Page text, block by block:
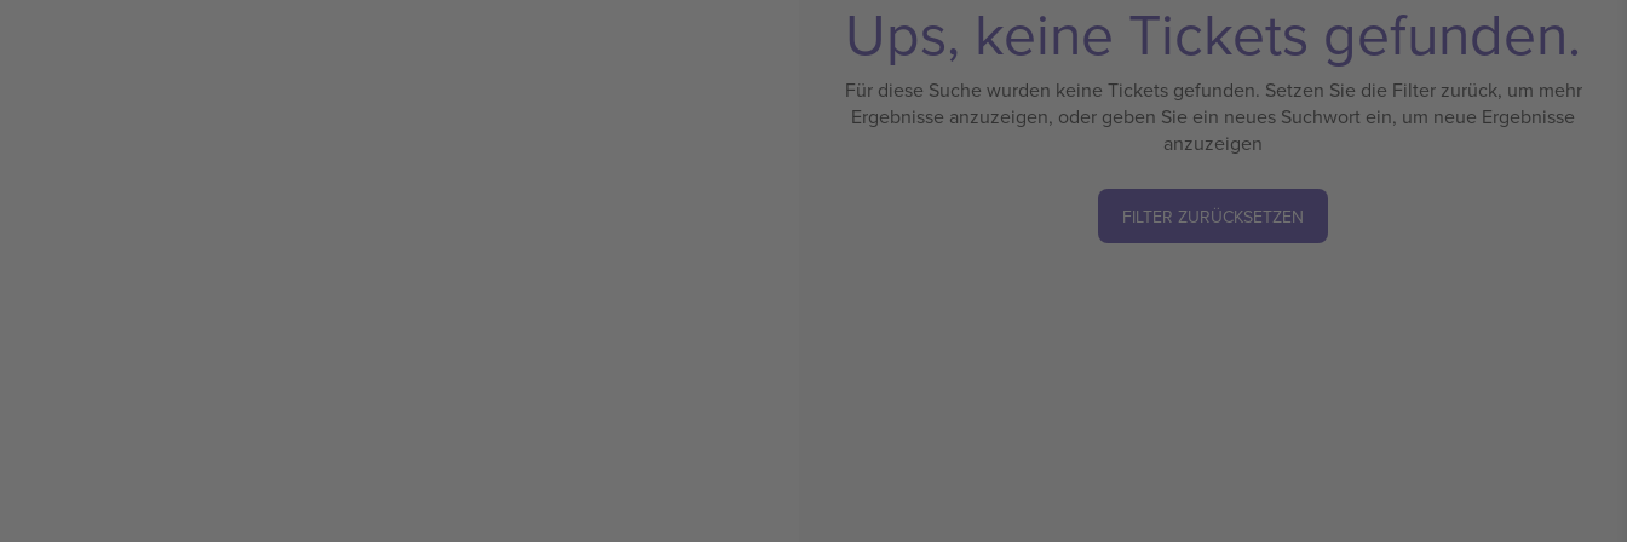
Ups, keine Tickets gefunden.
Für diese Suche wurden keine Tickets gefunden. Setzen Sie die Filter zurück, um mehr
Ergebnisse anzuzeigen, oder geben Sie ein neues Suchwort ein, um neue Ergebnisse
anzuzeigen
FILTER ZURÜCKSETZEN